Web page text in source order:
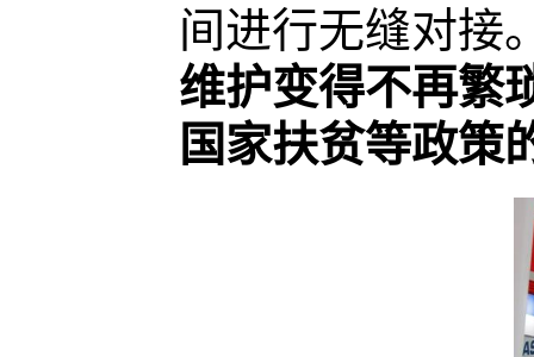
间进行无缝对接
维护变得不再繁
国家扶贫等政策